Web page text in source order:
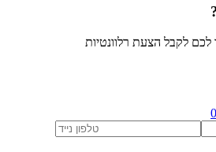
לכם לקבל הצעת רלוונטיות